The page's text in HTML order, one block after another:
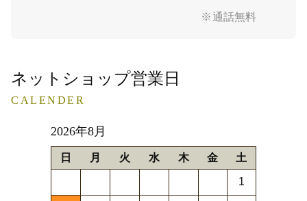
※通話無料
ネットショップ営業日
CALENDER
2026年8月
日 月 火 水 木 金 土
1